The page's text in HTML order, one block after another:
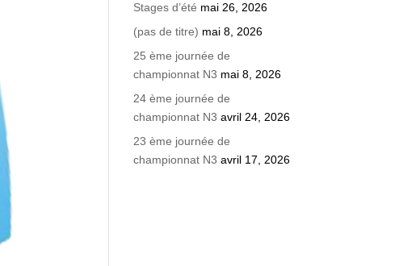
Stages d’été mai 26, 2026
(pas de titre) mai 8, 2026
25 ème journée de
championnat N3 mai 8, 2026
24 ème journée de
championnat N3 avril 24, 2026
23 ème journée de
championnat N3 avril 17, 2026